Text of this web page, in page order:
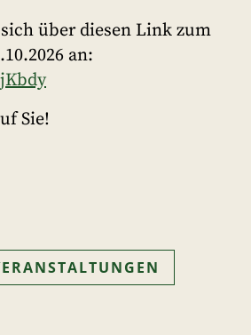
über diesen Link zum
an:
Sie!